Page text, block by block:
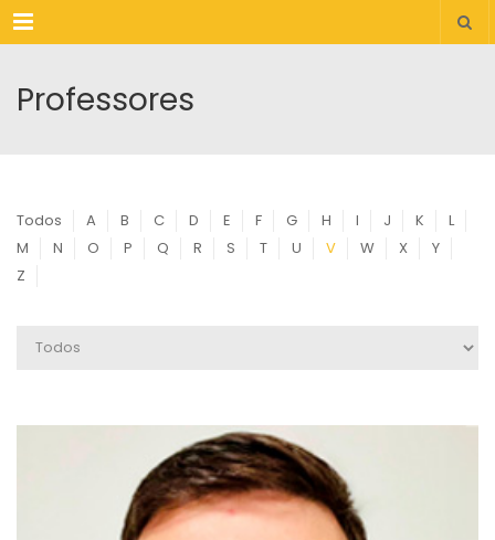
Menu
Professores
Todos A B C D E F G H I J K
L
M
N O P Q R S T U V W X
Y
Z